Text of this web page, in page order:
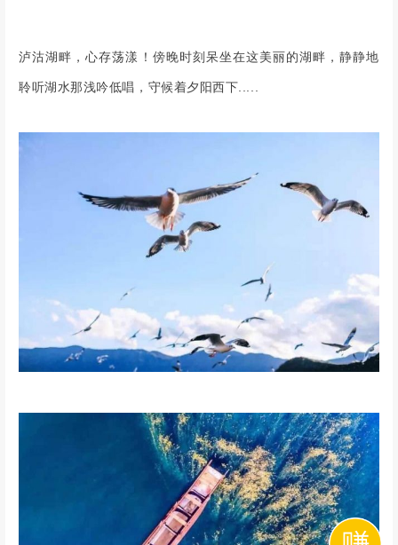
泸沽湖畔，心存荡漾！傍晚时刻呆坐在这美丽的湖畔，静静地
聆听湖水那浅吟低唱，守候着夕阳西下.....